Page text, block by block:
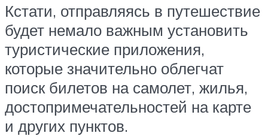
Кстати, отправляясь в путешествие
будет немало важным установить
туристические приложения,
которые значительно облегчат
поиск билетов на самолет, жилья,
достопримечательностей на карте
и других пунктов.